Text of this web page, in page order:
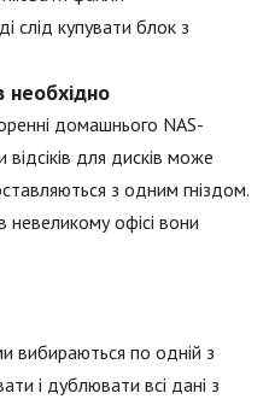
слід купувати блок з
необхідно
домашнього NAS-
для дисків може
з одним гніздом.
офісі вони
вибираються по одній з
і дублювати всі дані з